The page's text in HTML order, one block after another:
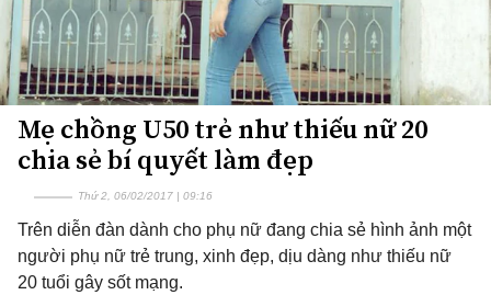
Mẹ chồng U50 trẻ như thiếu nữ 20
chia sẻ bí quyết làm đẹp
Thứ 2, 06/02/2017 | 09:16
Trên diễn đàn dành cho phụ nữ đang chia sẻ hình ảnh một
người phụ nữ trẻ trung, xinh đẹp, dịu dàng như thiếu nữ
20 tuổi gây sốt mạng.